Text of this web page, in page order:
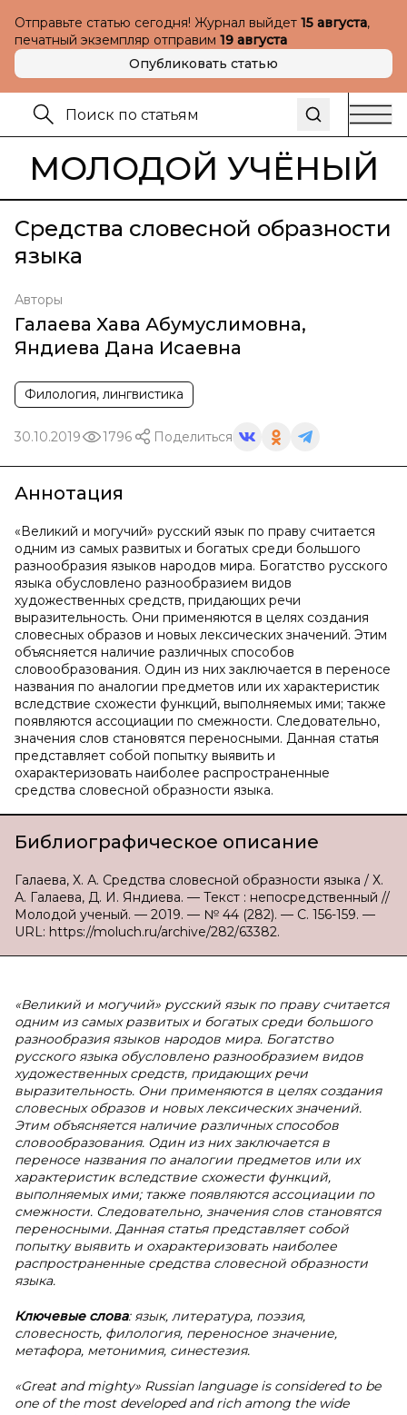
Отправьте статью сегодня! Журнал выйдет 15 августа,
печатный экземпляр отправим 19 августа
Опубликовать статью
МОЛОДОЙ УЧЁНЫЙ
Средства словесной образности
языка
Авторы
Галаева Хава Абумуслимовна,
Яндиева Дана Исаевна
Филология, лингвистика
30.10.2019 1796 Поделиться
Аннотация
«Великий и могучий» русский язык по праву считается
одним из самых развитых и богатых среди большого
разнообразия языков народов мира. Богатство русского
языка обусловлено разнообразием видов
художественных средств, придающих речи
выразительность. Они применяются в целях создания
словесных образов и новых лексических значений. Этим
объясняется наличие различных способов
словообразования. Один из них заключается в переносе
названия по аналогии предметов или их характеристик
вследствие схожести функций, выполняемых ими; также
появляются ассоциации по смежности. Следовательно,
значения слов становятся переносными. Данная статья
представляет собой попытку выявить и
охарактеризовать наиболее распространенные
средства словесной образности языка.
Библиографическое описание
Галаева, Х. А. Средства словесной образности языка / Х.
А. Галаева, Д. И. Яндиева. — Текст : непосредственный //
Молодой ученый. — 2019. — № 44 (282). — С. 156-159. —
URL: https://moluch.ru/archive/282/63382.
«Великий и могучий» русский язык по праву считается
одним из самых развитых и богатых среди большого
разнообразия языков народов мира. Богатство
русского языка обусловлено разнообразием видов
художественных средств, придающих речи
выразительность. Они применяются в целях создания
словесных образов и новых лексических значений.
Этим объясняется наличие различных способов
словообразования. Один из них заключается в
переносе названия по аналогии предметов или их
характеристик вследствие схожести функций,
выполняемых ими; также появляются ассоциации по
смежности. Следовательно, значения слов становятся
переносными. Данная статья представляет собой
попытку выявить и охарактеризовать наиболее
распространенные средства словесной образности
языка.
Ключевые слова: язык, литература, поэзия,
словесность, филология, переносное значение,
метафора, метонимия, синестезия.
«Great and mighty» Russian language is considered to be
one of the most developed and rich among the wide